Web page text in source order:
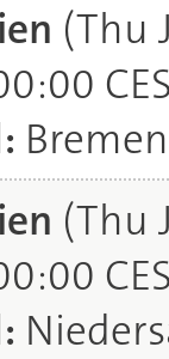
(Thu
Bremen
(Thu